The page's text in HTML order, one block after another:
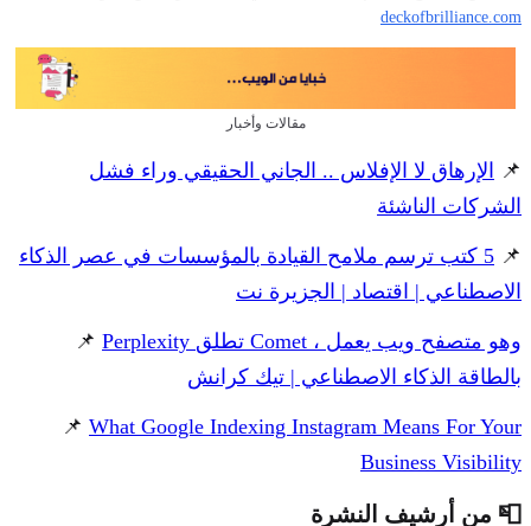
deckofbrilliance.com
مقالات وأخبار
📌
الإرهاق لا الإفلاس .. الجاني الحقيقي وراء فشل
الشركات الناشئة
📌
5 كتب ترسم ملامح القيادة بالمؤسسات في عصر الذكاء
الاصطناعي | اقتصاد | الجزيرة نت
📌 Perplexity تطلق Comet ، وهو متصفح ويب يعمل
بالطاقة الذكاء الاصطناعي | تيك كرانش
📌 What Google Indexing Instagram Means For Your
Business Visibility
📮 من أرشيف النشرة